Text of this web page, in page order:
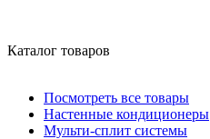
Каталог товаров
Посмотреть все товары
Настенные кондиционеры
Мульти-сплит системы